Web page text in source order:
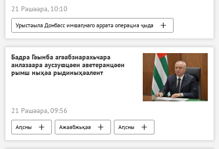
21 Рашәара, 10:10
Урыстәыла Донбасс имҩаԥнаго арратә операциа ҷыда
Ажәабжьқәа
Украина
Бадра Гәынба агәабзиарахьчара
аилазаара аусзуҩцәеи аветеранцәеи
рымш ныҳәа рыдиныҳәалеит
21 Рашәара, 09:56
Аԥсны Ажәабжьқәа
Аԥсны
Бадра Гәынба